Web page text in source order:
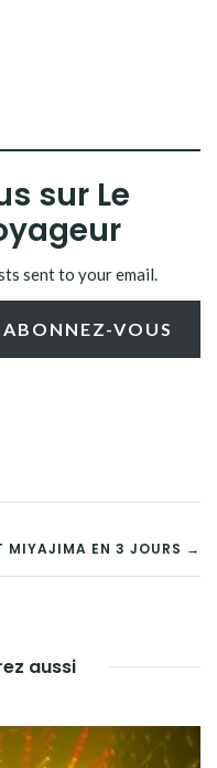
sur Le
sent to your email.
ABONNEZ-VOUS
MIYAJIMA EN 3 JOURS →
aussi